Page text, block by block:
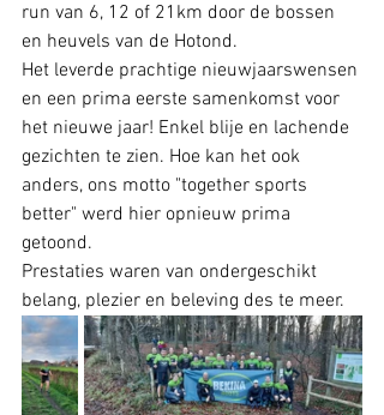
run van 6, 12 of 21km door de bossen
en heuvels van de Hotond.
Het leverde prachtige nieuwjaarswensen
en een prima eerste samenkomst voor
het nieuwe jaar! Enkel blije en lachende
gezichten te zien. Hoe kan het ook
anders, ons motto "together sports
better" werd hier opnieuw prima
getoond.
Prestaties waren van ondergeschikt
belang, plezier en beleving des te meer.